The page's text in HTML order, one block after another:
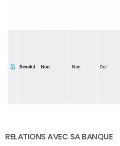
RELATIONS AVEC SA BANQUE